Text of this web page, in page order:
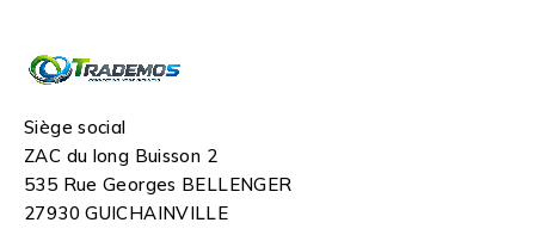
Siège social
ZAC du long Buisson 2
535 Rue Georges BELLENGER
27930 GUICHAINVILLE